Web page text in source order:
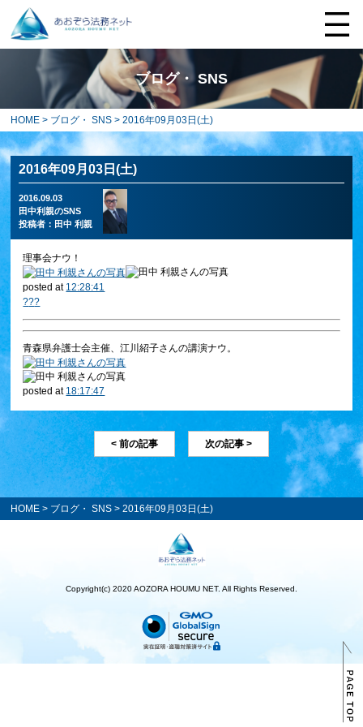
ブログ・ SNS
HOME > ブログ・ SNS > 2016年09月03日(土)
2016年09月03日(土)
2016.09.03
田中利親のSNS
投稿者： 田中 利親
理事会ナウ！
posted at 12:28:41
???
青森県弁護士会主催、江川紹子さんの講演ナウ。
posted at 18:17:47
< 前の記事 次の記事 >
HOME > ブログ・ SNS > 2016年09月03日(土)
Copyright(c) 2020 AOZORA HOUMU NET. All Rights Reserved.